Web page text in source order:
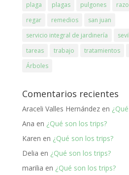
plaga
plagas pulgones
regar
remedios
san juan
servicio integral de jardinería
tareas
trabajo tratamientos
Árboles
Comentarios recientes
Araceli Valles Hernándezen
Ana en ¿Qué son los trips?
Karen en ¿Qué son los trips?
Delia en ¿Qué son los trips?
marilia en ¿Qué son los trips?